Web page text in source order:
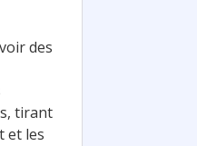
des
tirant
et les